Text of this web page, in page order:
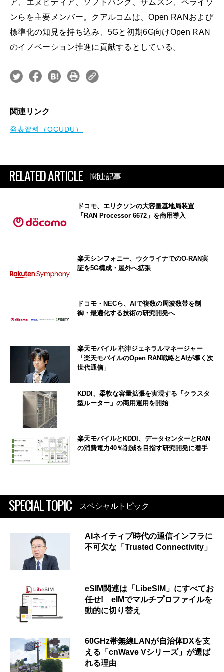
ア、エヌビディア、ソフトバンク、サムスン、ベライゾ
ンらを主要メンバー。クアルコムは、Open RANおよび
標準化の知見を持ち込み、5Gと初期6G向けOpen RAN
のイノベーション推進に貢献するとしている。
関連リンク
発表資料（OCUDU）
RELATED ARTICLE 関連記事
ドコモ、エリクソンの大容量基地局装置
「RAN Processor 6672」を商用導入
楽天シンフォニー、ウクライナでのO-RAN実
証を5G構成・屋外へ拡張
ドコモ・NECら、AIで複数の周波数帯を制
御・最適化する技術の研究開発へ
楽天モバイル 朽津ジェネラルマネージャー
「楽天モバイルのOpen RAN戦略とAIが導く次
世代通信」
KDDI、柔軟な容量拡張を実現する「クラスタ
型ルーター」の商用運用を開始
楽天モバイルとKDDI、データセンターとRAN
の消費電力40％削減を目指す研究開発に着手
SPECIAL TOPIC スペシャルトピック
AIネイティブ時代の通信インフラに
不可欠な「Trusted Connectivity」
eSIM関連は「LibeSIM」にすべてお
任せ! eIMでマルチプロファイルを
動的に切り替え
60GHz帯無線LANが自治体DXを支
える「cnWave Vシリーズ」が選ば
れる理由